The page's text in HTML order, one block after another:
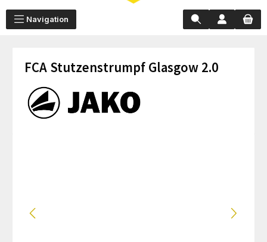
Navigation
FCA Stutzenstrumpf Glasgow 2.0